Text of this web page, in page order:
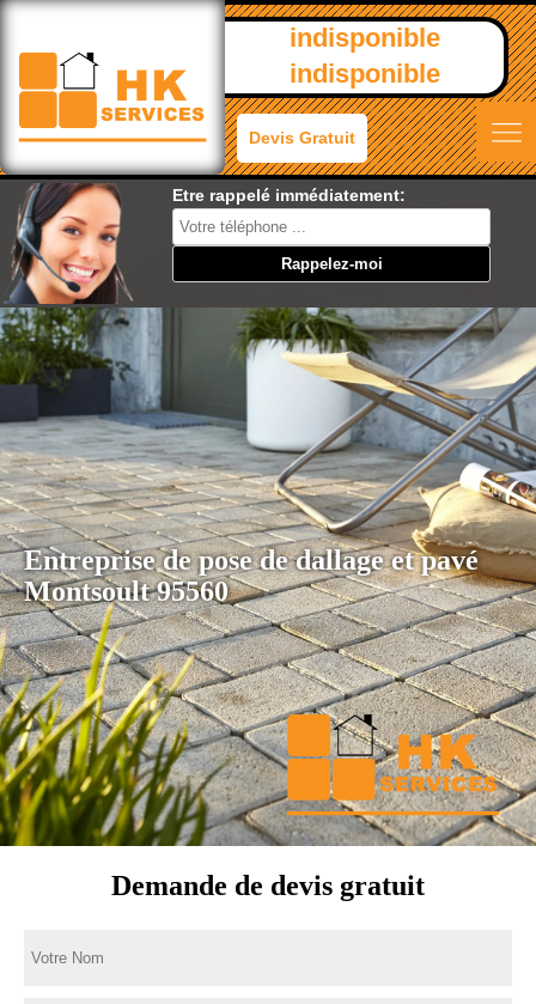
indisponible
indisponible
Devis Gratuit
Etre rappelé immédiatement:
Entreprise de pose de dallage et pavé
Montsoult 95560
Demande de devis gratuit